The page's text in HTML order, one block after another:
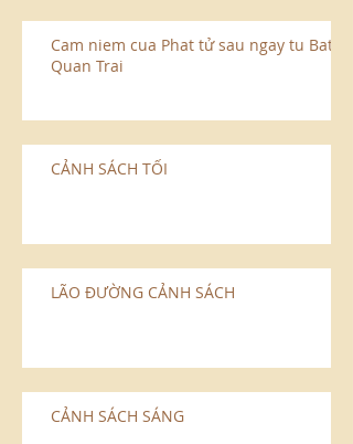
Cam niem cua Phat tử sau ngay tu Bat
Quan Trai
CẢNH SÁCH TỐI
LÃO ÐƯỜNG CẢNH SÁCH
CẢNH SÁCH SÁNG